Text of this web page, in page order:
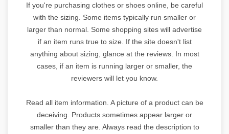
If you're purchasing clothes or shoes online, be careful
with the sizing. Some items typically run smaller or
larger than normal. Some shopping sites will advertise
if an item runs true to size. If the site doesn't list
anything about sizing, glance at the reviews. In most
cases, if an item is running larger or smaller, the
reviewers will let you know.
Read all item information. A picture of a product can be
deceiving. Products sometimes appear larger or
smaller than they are. Always read the description to